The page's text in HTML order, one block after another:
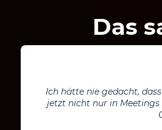
Das
Ich habe schon viele
gegeben wie dieser.